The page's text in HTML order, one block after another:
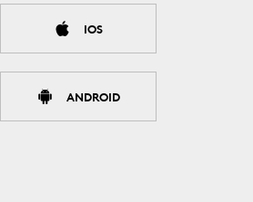
IOS
ANDROID